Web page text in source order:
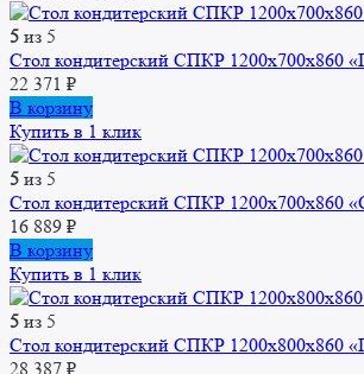
5 из 5
Стол кондитерский СПКР 1200x700x860
22 371 ₽
В корзину
Купить в 1 клик
5 из 5
Стол кондитерский СПКР 1200x700x860
16 889 ₽
В корзину
Купить в 1 клик
5 из 5
Стол кондитерский СПКР 1200x800x860
28 387 ₽